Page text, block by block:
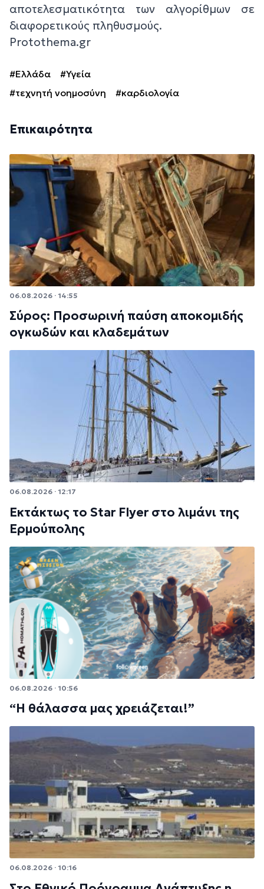
αποτελεσματικότητα των αλγορίθμων σε
διαφορετικούς πληθυσμούς.
Protothema.gr
#Ελλάδα
#Υγεία
#τεχνητή νοημοσύνη
#καρδιολογία
Επικαιρότητα
06.08.2026 · 14:55
Σύρος: Προσωρινή παύση αποκομιδής
ογκωδών και κλαδεμάτων
06.08.2026 · 12:17
Εκτάκτως το Star Flyer στο λιμάνι της
Ερμούπολης
06.08.2026 · 10:56
“Η θάλασσα μας χρειάζεται!”
06.08.2026 · 10:16